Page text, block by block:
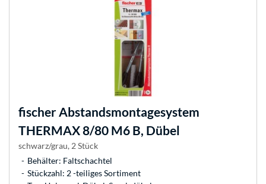
fischer Abstandsmontagesystem
THERMAX 8/80 M6 B, Dübel
schwarz/grau, 2 Stück
Behälter: Faltschachtel
Stückzahl: 2 -teiliges Sortiment